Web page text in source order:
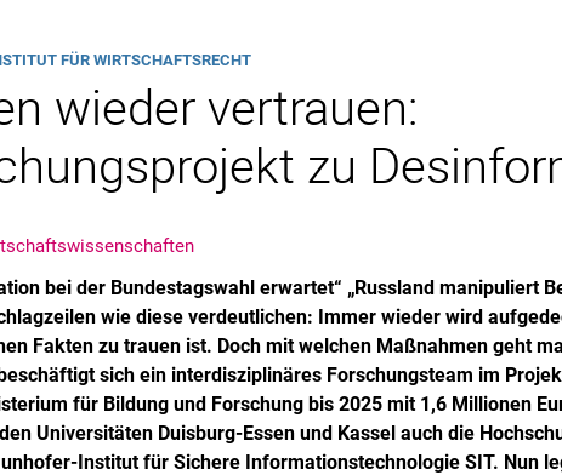
FÜR WIRTSCHAFTSRECHT
wieder vertrauen:
zu
bei der Bundestagswahl erwartet“ „Russland manipuliert
wie diese verdeutlichen: Immer wieder wird
Fakten zu trauen ist. Doch mit welchen Maßnahmen geht
sich ein interdisziplinäres Forschungsteam im
für Bildung und Forschung bis 2025 mit 1,6 Millionen
Universitäten Duisburg-Essen und Kassel auch die
Institut für Sichere Informationstechnologie SIT. Nun